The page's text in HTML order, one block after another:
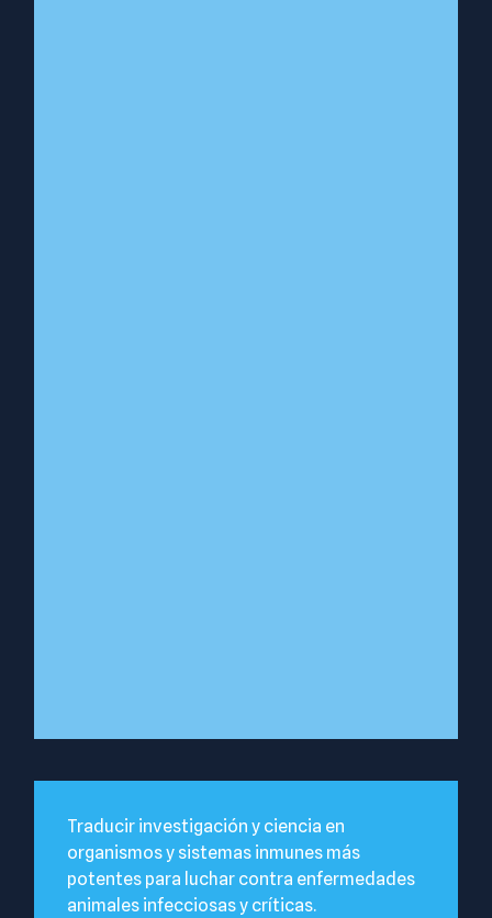
Traducir investigación y ciencia en
organismos y sistemas inmunes más
potentes para luchar contra enfermedades
animales infecciosas y críticas.